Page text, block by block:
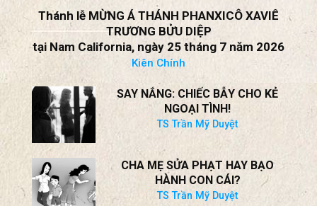
Thánh lễ MỪNG Á THÁNH PHANXICÔ XAVIÊ
TRƯƠNG BỬU DIỆP
tại Nam California, ngày 25 tháng 7 năm 2026
Kiên Chính
SAY NẮNG: CHIẾC BẪY CHO KẺ
NGOẠI TÌNH!
TS Trần Mỹ Duyệt
CHA MẸ SỬA PHẠT HAY BẠO
HÀNH CON CÁI?
TS Trần Mỹ Duyệt